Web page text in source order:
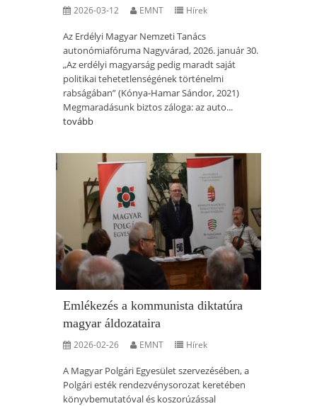
2026-03-12 EMNT Hírek
Az Erdélyi Magyar Nemzeti Tanács
autonómiafóruma Nagyvárad, 2026. január 30.
„Az erdélyi magyarság pedig maradt saját
politikai tehetetlenségének történelmi
rabságában” (Kónya-Hamar Sándor, 2021)
Megmaradásunk biztos záloga: az auto...
tovább
Emlékezés a kommunista diktatúra
magyar áldozataira
2026-02-26 EMNT Hírek
A Magyar Polgári Egyesület szervezésében, a
Polgári esték rendezvénysorozat keretében
könyvbemutatóval és koszorúzással